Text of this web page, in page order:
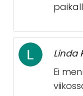
Linda
Ei